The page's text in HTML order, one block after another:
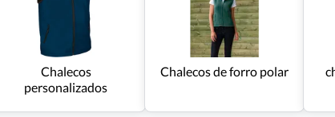
Chalecos
personalizados
Chalecos de forro polar